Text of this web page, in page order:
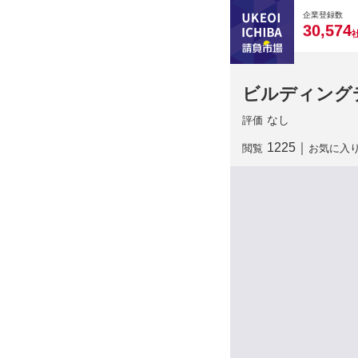
企業登録数
0
3
0
0,
0
5
0
74
ビルディン
評価 なし
閲覧 1225 お気に入